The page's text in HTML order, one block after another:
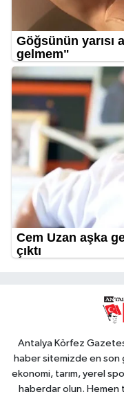
Antalya Körfez
haber sitemizde en son
ekonomi, tarım, yerel
haberdar olun. Hemen